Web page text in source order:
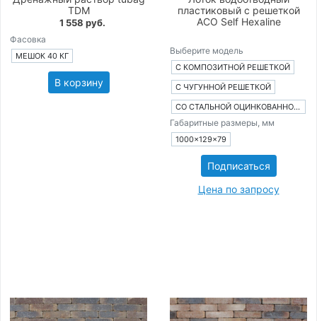
TDM
1 558 руб.
Фасовка
МЕШОК 40 КГ
В корзину
пластиковый с решеткой
ACO Self Hexaline
Выберите модель
С КОМПОЗИТНОЙ РЕШЕТКОЙ
С ЧУГУННОЙ РЕШЕТКОЙ
СО СТАЛЬНОЙ ОЦИНКОВАННОЙ РЕШЕТКОЙ
Габаритные размеры, мм
1000×129×79
Подписаться
Цена по запросу